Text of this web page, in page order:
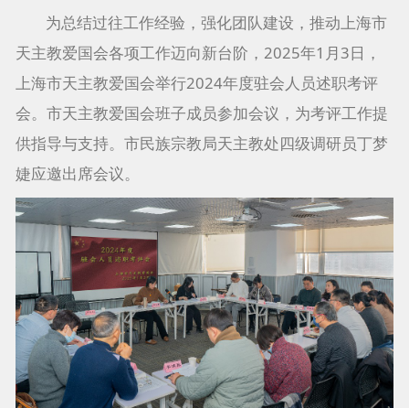
为总结过往工作经验，强化团队建设，推动上海市
天主教爱国会各项工作迈向新台阶，2025年1月3日，
上海市天主教爱国会举行2024年度驻会人员述职考评
会。市天主教爱国会班子成员参加会议，为考评工作提
供指导与支持。市民族宗教局天主教处四级调研员丁梦
婕应邀出席会议。